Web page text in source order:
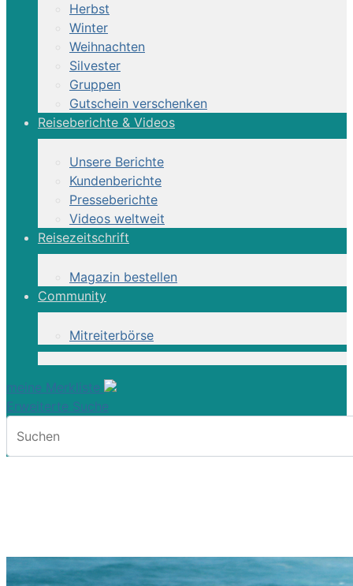
Herbst
Winter
Weihnachten
Silvester
Gruppen
Gutschein verschenken
Reiseberichte & Videos
Unsere Berichte
Kundenberichte
Presseberichte
Videos weltweit
Reisezeitschrift
Magazin bestellen
Community
Mitreiterbörse
meine Merkliste
Erweiterte Suche